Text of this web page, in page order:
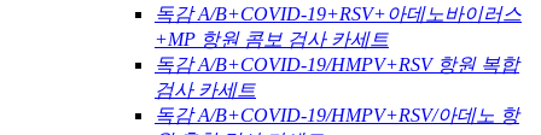
독감 A/B+COVID-19+RSV+아데노바이러스
+MP 항원 콤보 검사 카세트
독감 A/B+COVID-19/HMPV+RSV 항원 복합
검사 카세트
독감 A/B+COVID-19/HMPV+RSV/아데노 항